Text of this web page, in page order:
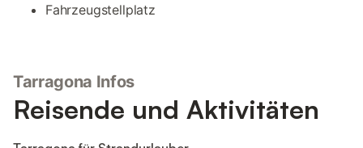
Fahrzeugstellplatz
Tarragona Infos
Reisende und Aktivitäten